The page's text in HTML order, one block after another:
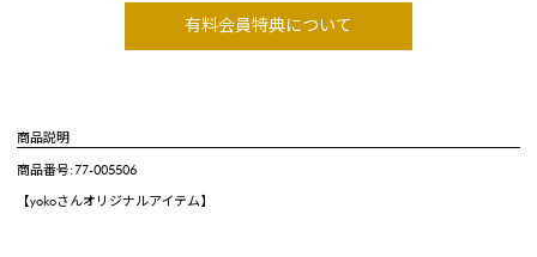
有料会員特典について
商品説明
商品番号:77-005506
【yokoさんオリジナルアイテム】